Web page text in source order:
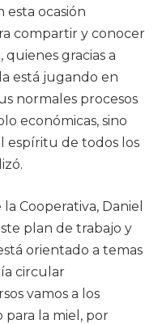
esta ocasión
compartir y conocer
quienes gracias a
está jugando en
normales procesos
económicas, sino
espíritu de todos los
Cooperativa, Daniel
plan de trabajo y
orientado a temas
circular
vamos a los
para la miel, por